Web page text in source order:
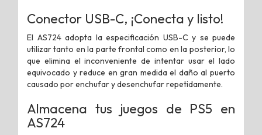
Conector USB-C, ¡Conecta y listo!
El AS724 adopta la especificación USB-C y se puede
utilizar tanto en la parte frontal como en la posterior, lo
que elimina el inconveniente de intentar usar el lado
equivocado y reduce en gran medida el daño al puerto
causado por enchufar y desenchufar repetidamente.
Almacena tus juegos de PS5 en
AS724